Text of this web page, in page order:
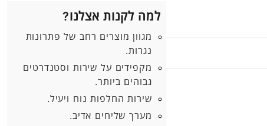
למה לקנות אצלנו?
מגוון מוצרים רחב של פתרונות
נגרות.
מקפידים על שירות וסטנדרטים
גבוהים ביותר.
שירות החלפות נוח ויעיל.
מערך שליחים אדיב.